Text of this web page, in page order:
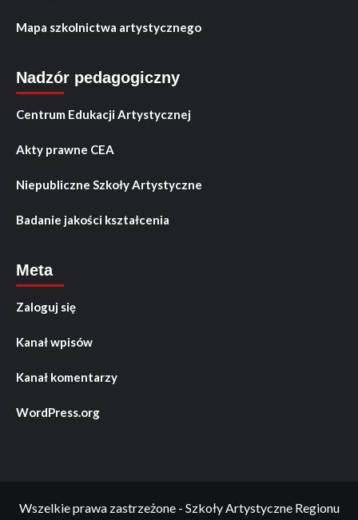
Mapa szkolnictwa artystycznego
Nadzór pedagogiczny
Centrum Edukacji Artystycznej
Akty prawne CEA
Niepubliczne Szkoły Artystyczne
Badanie jakości kształcenia
Meta
Zaloguj się
Kanał wpisów
Kanał komentarzy
WordPress.org
Wszelkie prawa zastrzeżone - Szkoły Artystyczne Regionu